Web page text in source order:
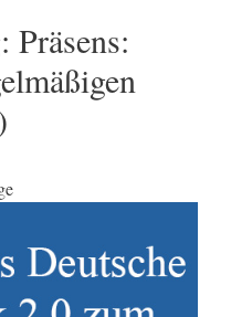
Präsens: